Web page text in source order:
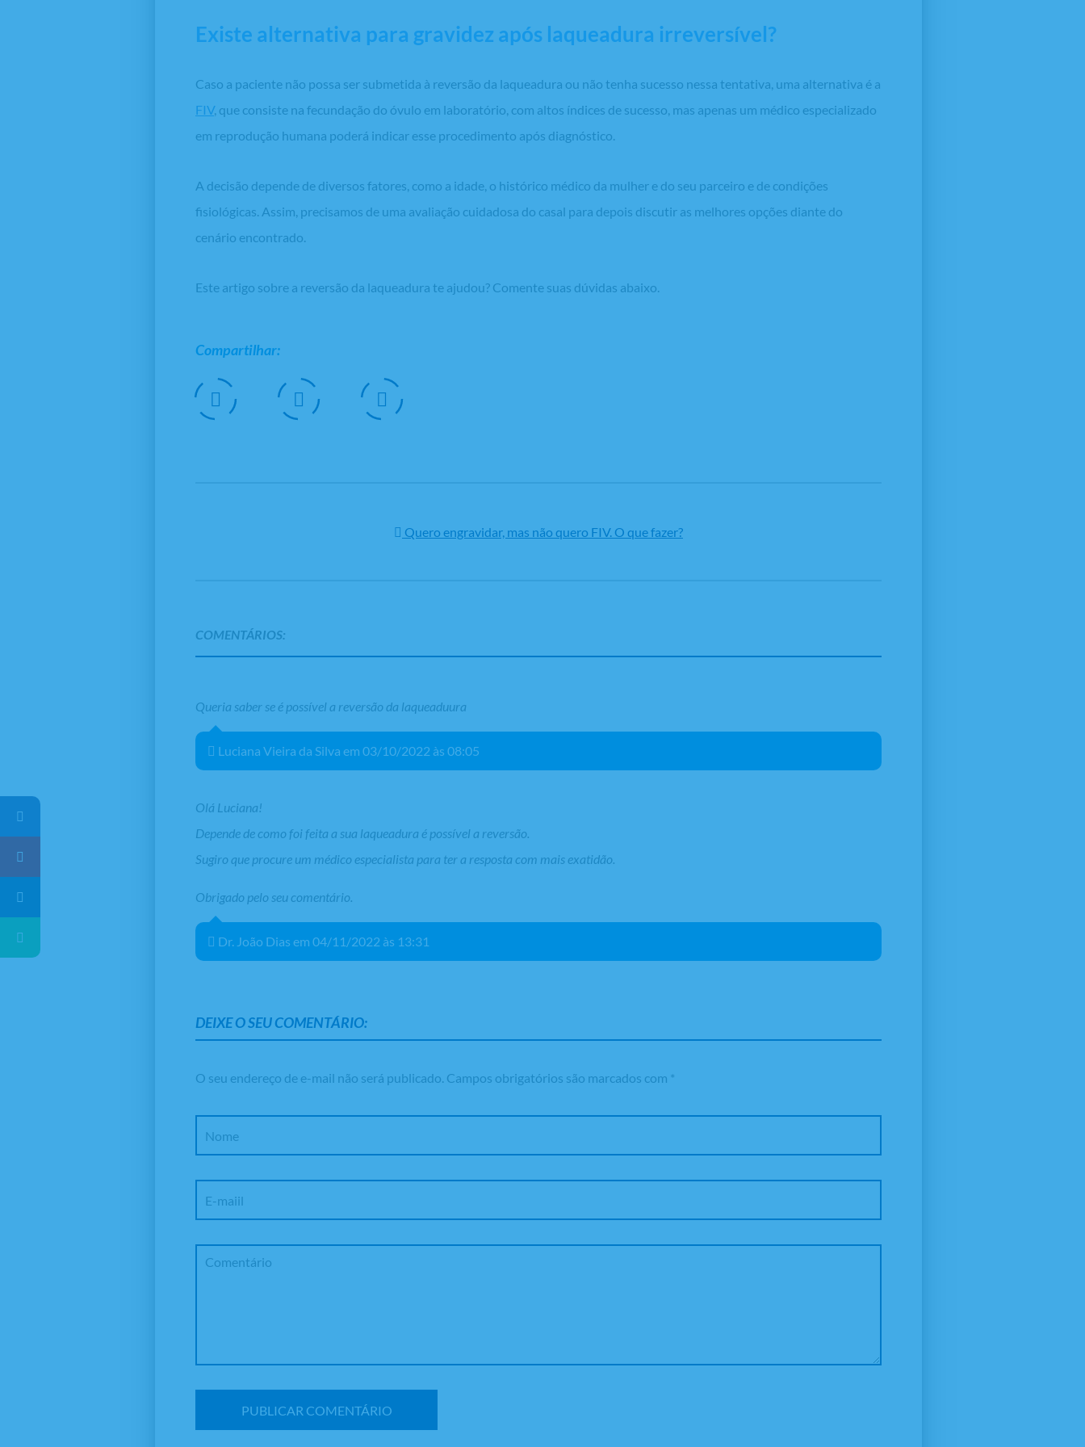
Existe alternativa para gravidez após laqueadura irreversível?
Caso a paciente não possa ser submetida à reversão da laqueadura ou não tenha sucesso nessa tentativa, uma alternativa é a
FIV, que consiste na fecundação do óvulo em laboratório, com altos índices de sucesso, mas apenas um médico especializado
em reprodução humana poderá indicar esse procedimento após diagnóstico.
A decisão depende de diversos fatores, como a idade, o histórico médico da mulher e do seu parceiro e de condições
fisiológicas. Assim, precisamos de uma avaliação cuidadosa do casal para depois discutir as melhores opções diante do
cenário encontrado.
Este artigo sobre a reversão da laqueadura te ajudou? Comente suas dúvidas abaixo.
Compartilhar:
Quero engravidar, mas não quero FIV. O que fazer?
COMENTÁRIOS:
Queria saber se é possível a reversão da laqueaduura
Luciana Vieira da Silva em 03/10/2022 às 08:05
Olá Luciana!
Depende de como foi feita a sua laqueadura é possível a reversão.
Sugiro que procure um médico especialista para ter a resposta com mais exatidão.
Obrigado pelo seu comentário.
Dr. João Dias em 04/11/2022 às 13:31
DEIXE O SEU COMENTÁRIO:
O seu endereço de e-mail não será publicado. Campos obrigatórios são marcados com *